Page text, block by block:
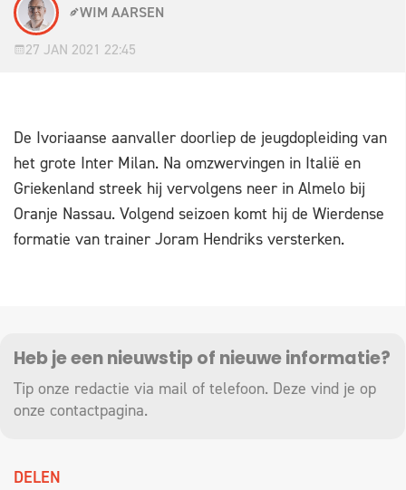
WIM AARSEN
27 JAN 2021 22:45
De Ivoriaanse aanvaller doorliep de jeugdopleiding van
het grote Inter Milan. Na omzwervingen in Italië en
Griekenland streek hij vervolgens neer in Almelo bij
Oranje Nassau. Volgend seizoen komt hij de Wierdense
formatie van trainer Joram Hendriks versterken.
Heb je een nieuwstip of nieuwe informatie?
Tip onze redactie via mail of telefoon. Deze vind je op
onze contactpagina.
DELEN